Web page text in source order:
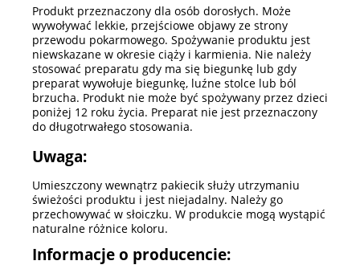
Produkt przeznaczony dla osób dorosłych. Może
wywoływać lekkie, przejściowe objawy ze strony
przewodu pokarmowego. Spożywanie produktu jest
niewskazane w okresie ciąży i karmienia. Nie należy
stosować preparatu gdy ma się biegunkę lub gdy
preparat wywołuje biegunkę, luźne stolce lub ból
brzucha. Produkt nie może być spożywany przez dzieci
poniżej 12 roku życia. Preparat nie jest przeznaczony
do długotrwałego stosowania.
Uwaga:
Umieszczony wewnątrz pakiecik służy utrzymaniu
świeżości produktu i jest niejadalny. Należy go
przechowywać w słoiczku. W produkcie mogą wystąpić
naturalne różnice koloru.
Informacje o producencie: